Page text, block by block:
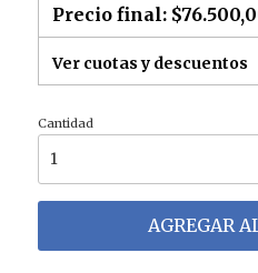
Precio final:
Ver cuotas y descuentos
Cantidad
AGREGAR